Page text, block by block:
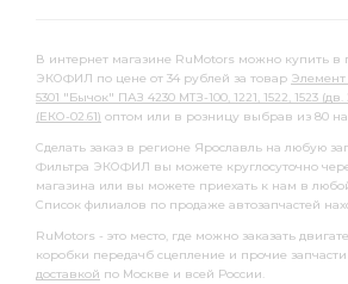
В интернет магазине RuMotors можно купить в
ЭКОФИЛ по цене от 34 рублей за товар Элемент
5301 "Бычок" ПАЗ 4230 МТЗ-100, 1221, 1522, 1523 (дв.
(ЕКО-02.61) оптом или в розницу выбрав из 80
Сделать заказ в регионе Ярославль на любую
Фильтра ЭКОФИЛ вы можете круглосуточно
магазина или вы можете приехать к нам в
Список филиалов по продаже автозапчастей
RuMotors - это место, где можно заказать
коробки передачб сцепление и прочие
доставкой по Москве и всей России.